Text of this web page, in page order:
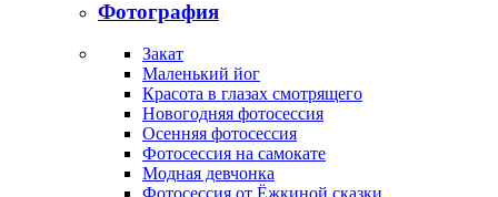
Фотография
Закат
Маленький йог
Красота в глазах смотрящего
Новогодняя фотосессия
Осенняя фотосессия
Фотосессия на самокате
Модная девчонка